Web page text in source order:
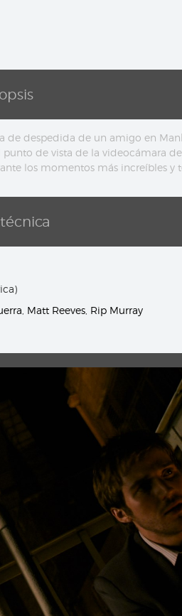
de despedida de un amigo en
de vista de la videocámara de
los momentos más increíbles y
Matt Reeves Rip Murray